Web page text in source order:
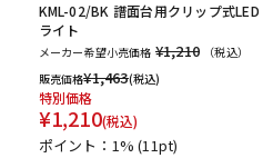
KML-02/BK 譜面台用クリップ式LED
ライト
メーカー希望小売価格 ¥1,210
（税込）
販売価格¥1,463(税込)
特別価格
¥1,210(税込)
ポイント：1%(11pt)